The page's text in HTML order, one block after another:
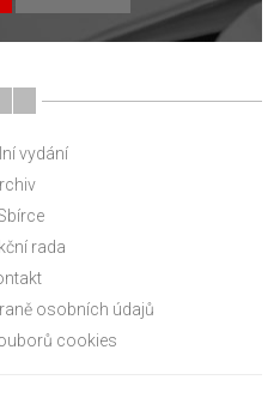
vydání
rada
osobních údajů
cookies